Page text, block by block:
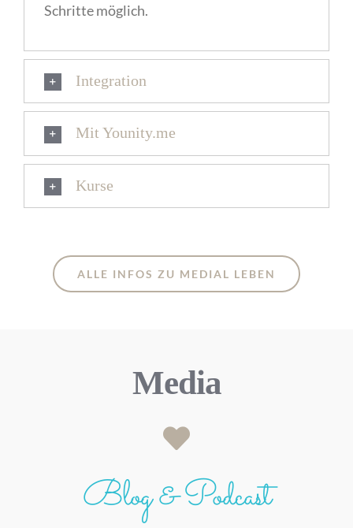
Schritte möglich.
Integration
Mit Younity.me
Kurse
ALLE INFOS ZU MEDIAL LEBEN
Media
Blog & Podcast